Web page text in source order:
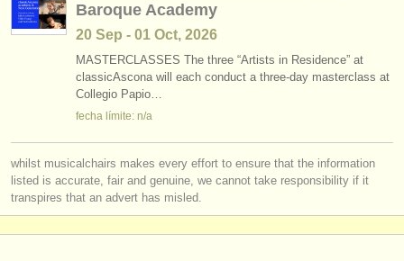
cursillos
concursos
instrumentos en venta
directorios:
orquestas y teatros
conservatorios
concurso de flauta dulce (2)
Baroque Academy
20 Sep - 01 Oct, 2026
MASTERCLASSES The three “Artists in Residence” at
classicAscona will each conduct a three-day masterclass at
Collegio Papio…
fecha límite: n/a
whilst musicalchairs makes every effort to ensure that the information
listed is accurate, fair and genuine, we cannot take responsibility if it
transpires that an advert has misled.